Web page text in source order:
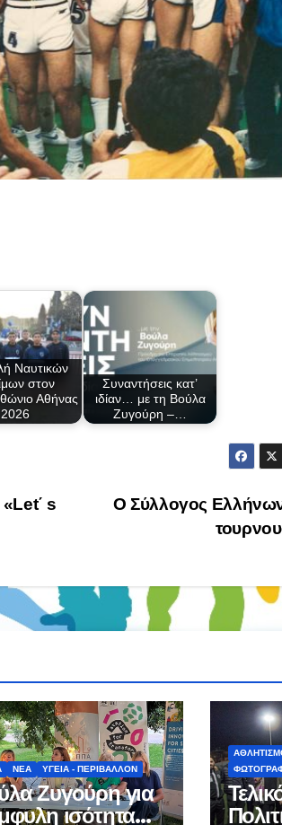
Ναυτικών
στον
Αθήνας
2026
Συναντήσεις κατ’
ιδίαν… με τη Βούλα
Ζυγούρη –…
Ο Σύλλογος
s
ΝΈΑ ΥΓΕΊΑ - ΠΕΡΙΒΆΛΛΟΝ
Ζυγούρη για
ισότητα